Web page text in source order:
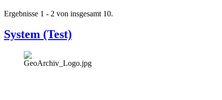
Ergebnisse 1 - 2 von insgesamt 10.
System (Test)